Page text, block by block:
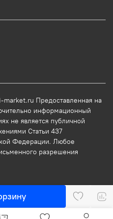
Предоставленная на
информационный
не является публичной
Статьи 437
Федерации. Любое
разрешения